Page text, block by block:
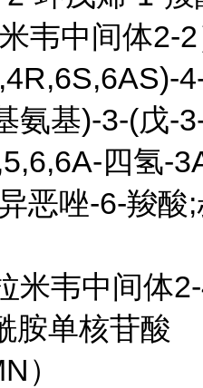
韦中间体2-
氨基)-3-(戊-
四氢-
恶唑-6-羧酸
米韦中间体
胺单核苷酸
）